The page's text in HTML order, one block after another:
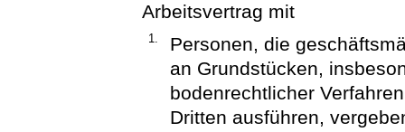
Arbeitsvertrag mit
1.
Personen, die
an Grundstücken,
bodenrechtlicher
Dritten ausführen,